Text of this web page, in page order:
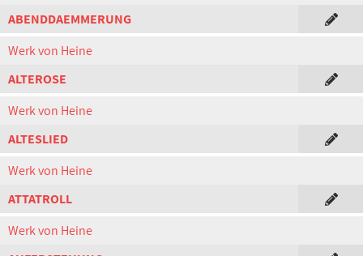
ABENDDAEMMERUNG
Werk von Heine
ALTEROSE
Werk von Heine
ALTESLIED
Werk von Heine
ATTATROLL
Werk von Heine